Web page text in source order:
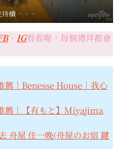
續．．．
、 IG看看喔，每個禮拜都會
薦｜Benesse House｜我心
薦｜【有もと】Miyajima
舟屋 住一晚(舟屋のお宿 鍵